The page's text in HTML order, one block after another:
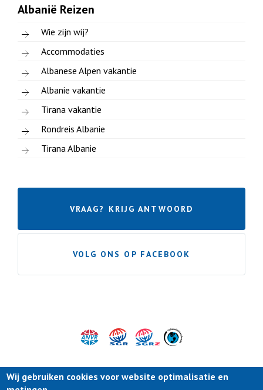
Albanië Reizen
Wie zijn wij?
Accommodaties
Albanese Alpen vakantie
Albanie vakantie
Tirana vakantie
Rondreis Albanie
Tirana Albanie
VRAAG? KRIJG ANTWOORD
VOLG ONS OP FACEBOOK
Wij gebruiken cookies voor website optimalisatie en